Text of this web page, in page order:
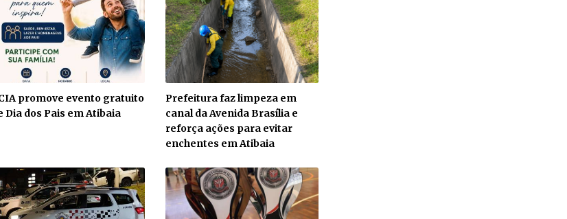
promove evento gratuito
Dia dos Pais em Atibaia
Prefeitura faz limpeza em
canal da Avenida Brasília e
reforça ações para evitar
enchentes em Atibaia